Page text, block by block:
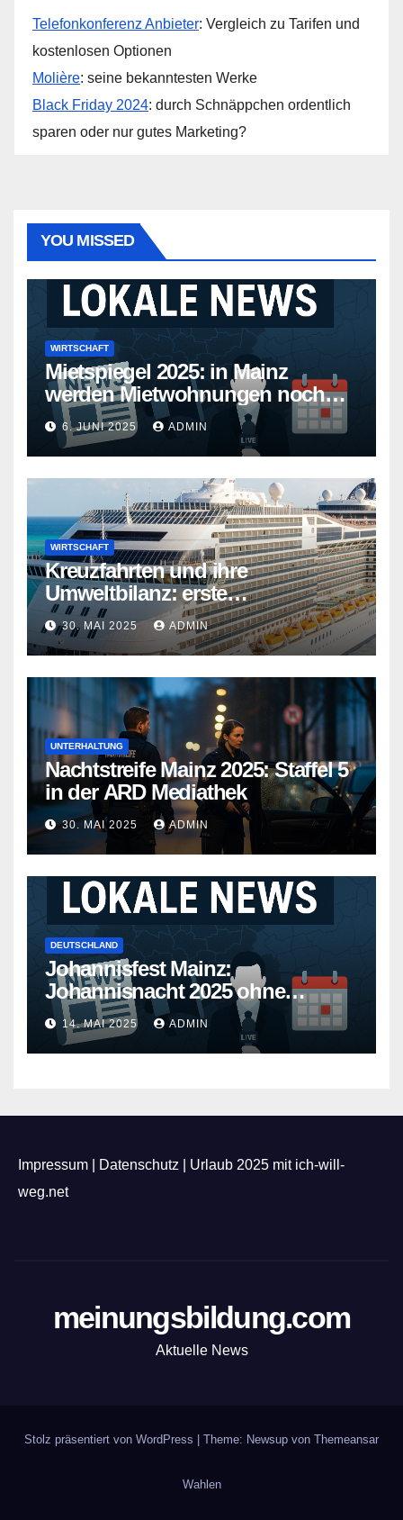
Telefonkonferenz Anbieter: Vergleich zu Tarifen und
kostenlosen Optionen
Molière: seine bekanntesten Werke
Black Friday 2024: durch Schnäppchen ordentlich
sparen oder nur gutes Marketing?
YOU MISSED
WIRTSCHAFT
Mietspiegel 2025: in Mainz
werden Mietwohnungen noch
teurer
6. JUNI 2025 ADMIN
WIRTSCHAFT
Kreuzfahrten und ihre
Umweltbilanz: erste
Kreuzfahrtschiffe gehen neue
Wege
30. MAI 2025 ADMIN
UNTERHALTUNG
Nachtstreife Mainz 2025: Staffel 5
in der ARD Mediathek
30. MAI 2025 ADMIN
DEUTSCHLAND
Johannisfest Mainz:
Johannisnacht 2025 ohne
Feuerwerk
14. MAI 2025 ADMIN
Impressum Datenschutz
Urlaub 2025 mit ich-will-
weg.net
meinungsbildung.com
Aktuelle News
Stolz präsentiert von WordPress Theme: Newsup von Themeansar
Wahlen